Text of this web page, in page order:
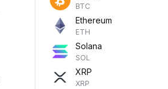
BTC
Ethereum
ETH
Solana
SOL
XRP
XRP